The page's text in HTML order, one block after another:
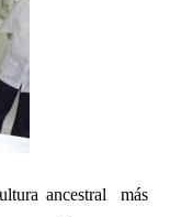
ancestral más